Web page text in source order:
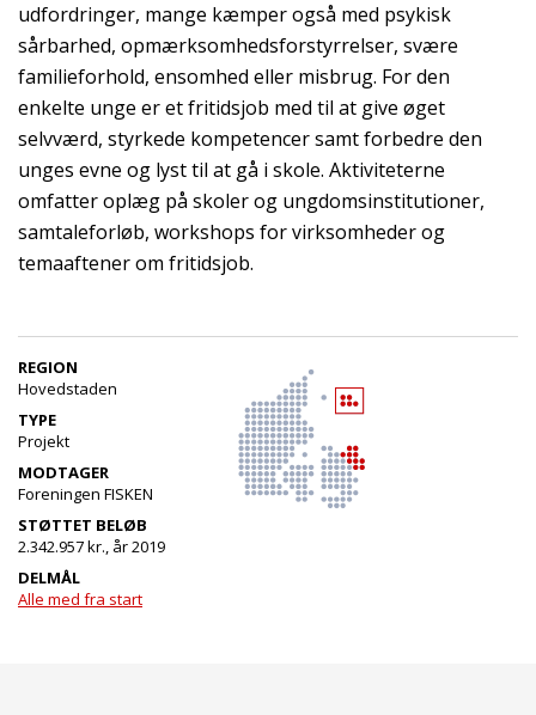
udfordringer, mange kæmper også med psykisk
sårbarhed, opmærksomhedsforstyrrelser, svære
familieforhold, ensomhed eller misbrug. For den
enkelte unge er et fritidsjob med til at give øget
selvværd, styrkede kompetencer samt forbedre den
unges evne og lyst til at gå i skole. Aktiviteterne
omfatter oplæg på skoler og ungdomsinstitutioner,
samtaleforløb, workshops for virksomheder og
temaaftener om fritidsjob.
REGION
Hovedstaden
TYPE
Projekt
MODTAGER
Foreningen FISKEN
STØTTET BELØB
2.342.957 kr., år 2019
DELMÅL
Alle med fra start